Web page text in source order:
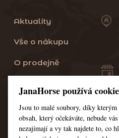
Aktuality
Vše o nákupu
O prodejně
Servis
Kontakt
JanaHorse používá
Jsou to malé soubory, díky
obsah, který očekáváte, nebude
nezajímají a vy tak najdete to, co